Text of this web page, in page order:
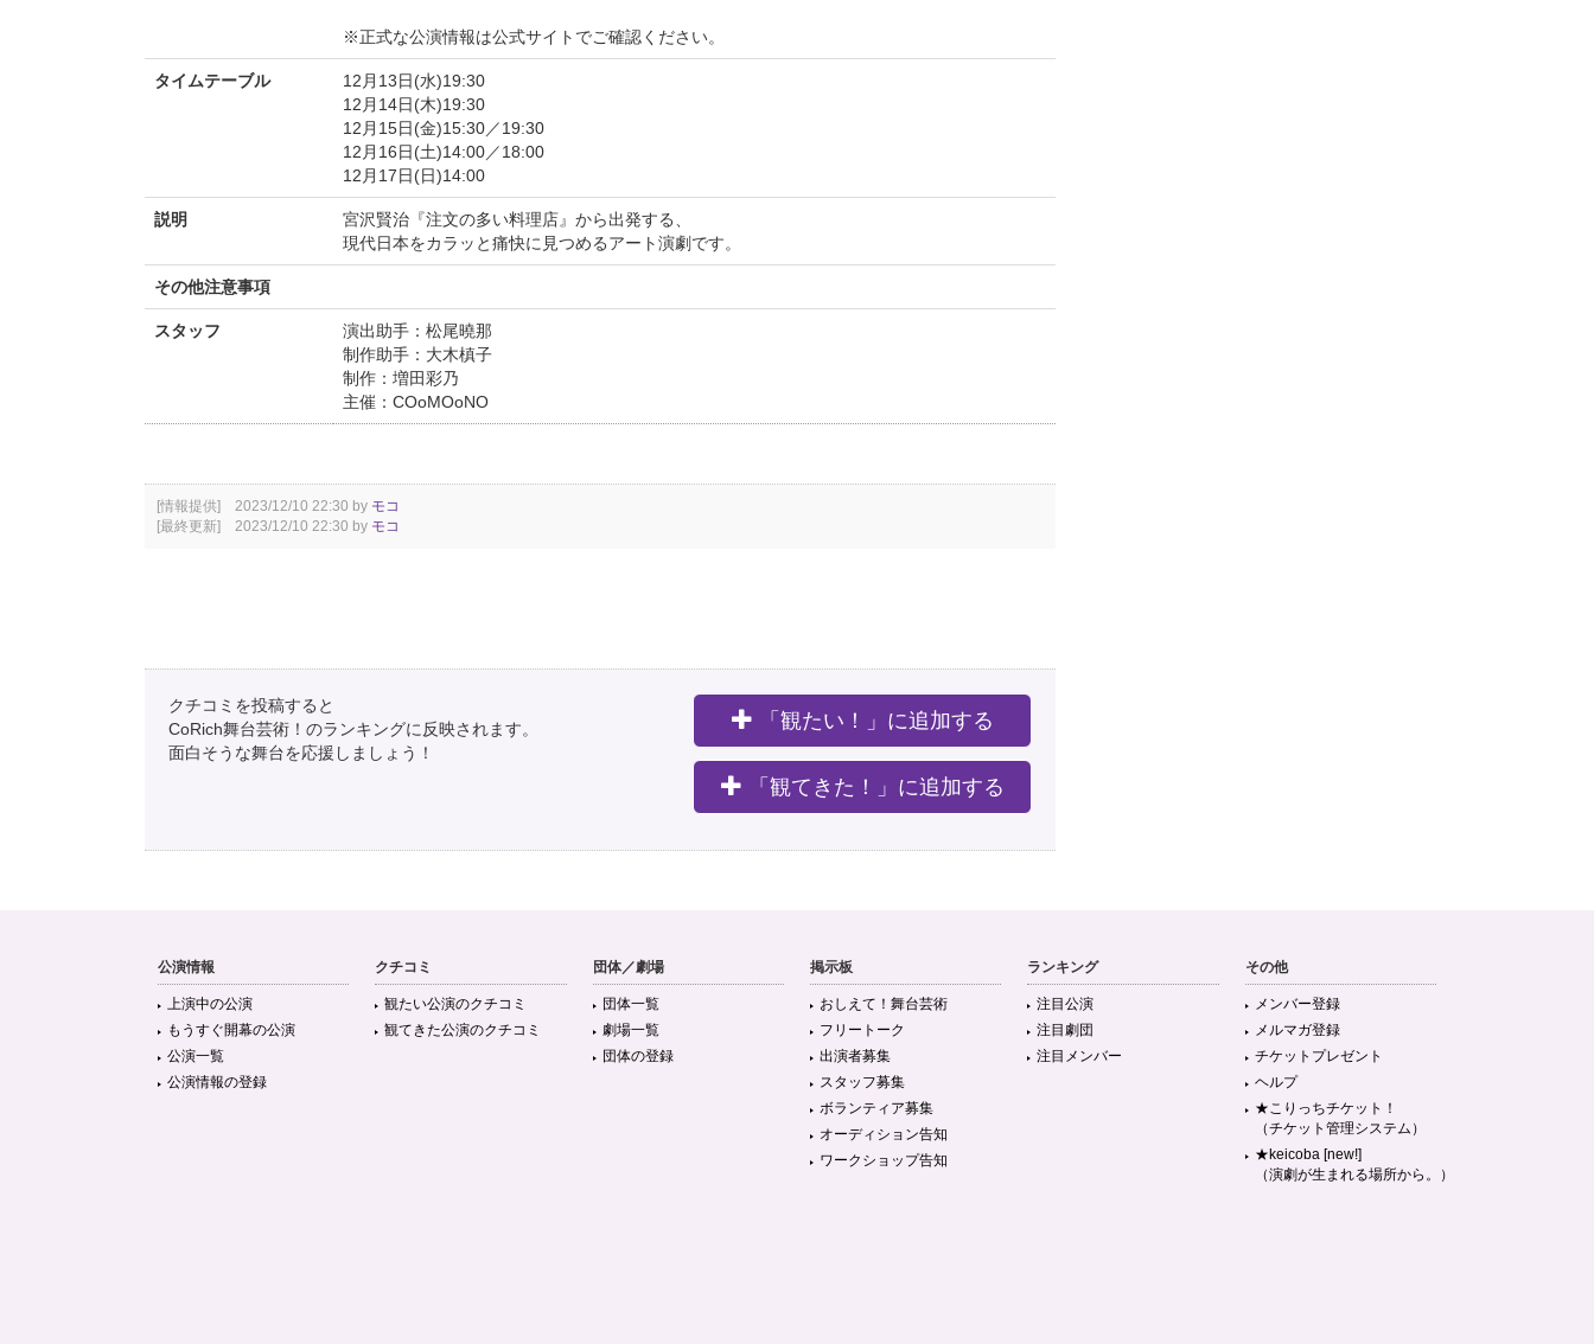
※正式な公演情報は公式サイトでご確認ください。
タイムテーブル
12月13日(水)19:30
12月14日(木)19:30
12月15日(金)15:30／19:30
12月16日(土)14:00／18:00
12月17日(日)14:00
説明
宮沢賢治『注文の多い料理店』から出発する、
現代日本をカラッと痛快に見つめるアート演劇です。
その他注意事項
スタッフ
演出助手：松尾曉那
制作助手：大木槙子
制作：増田彩乃
主催：COoMOoNO
[情報提供] 2023/12/10 22:30 by モコ
[最終更新] 2023/12/10 22:30 by モコ
クチコミを投稿すると
CoRich舞台芸術！のランキングに反映されます。
面白そうな舞台を応援しましょう！
「観たい！」に追加する
「観てきた！」に追加する
公演情報
上演中の公演
もうすぐ開幕の公演
公演一覧
公演情報の登録
クチコミ
観たい公演のクチコミ
観てきた公演のクチコミ
団体／劇場
団体一覧
劇場一覧
団体の登録
掲示板
おしえて！舞台芸術
フリートーク
出演者募集
スタッフ募集
ボランティア募集
オーディション告知
ワークショップ告知
ランキング
注目公演
注目劇団
注目メンバー
その他
メンバー登録
メルマガ登録
チケットプレゼント
ヘルプ
★こりっちチケット！
（チケット管理システム）
★keicoba [new!]
（演劇が生まれる場所から。）